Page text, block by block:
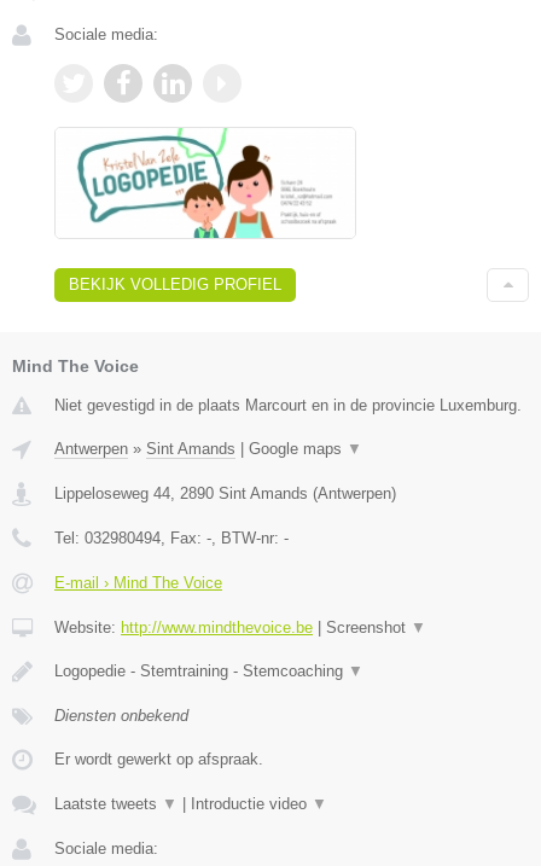
Sociale media:
BEKIJK VOLLEDIG PROFIEL
Mind The Voice
Niet gevestigd in de plaats Marcourt en in de provincie Luxemburg.
Antwerpen » Sint Amands Google maps ▼
Lippeloseweg 44, 2890 Sint Amands (Antwerpen)
Tel: 032980494, Fax: -, BTW-nr: -
E-mail › Mind The Voice
Website: http://www.mindthevoice.be Screenshot ▼
Logopedie - Stemtraining - Stemcoaching ▼
Diensten onbekend
Er wordt gewerkt op afspraak.
Laatste tweets ▼ Introductie video ▼
Sociale media: